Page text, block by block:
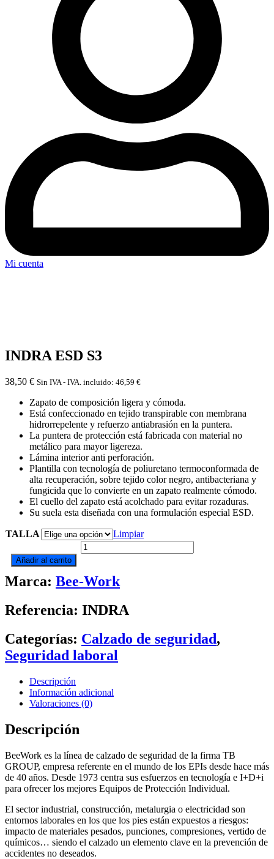
Mi cuenta
INDRA ESD S3
38,50 € Sin IVA - IVA. incluido: 46,59 €
Zapato de composición ligera y cómoda.
Está confeccionado en tejido transpirable con membrana
hidrorrepelente y refuerzo antiabrasión en la puntera.
La puntera de protección está fabricada con material no
metálico para mayor ligereza.
Lámina interior anti perforación.
Plantilla con tecnología de poliuretano termoconformada de
alta recuperación, sobre tejido color negro, antibacteriana y
fungicida que lo convierte en un zapato realmente cómodo.
El cuello del zapato está acolchado para evitar rozaduras.
Su suela esta diseñada con una formulación especial ESD.
TALLA
Limpiar
INDRA
ESD
cantidad
Añadir al carrito
Marca: Bee-Work
Referencia: INDRA
Categorías: Calzado de seguridad,
Seguridad laboral
Descripción
Información adicional
Valoraciones (0)
Descripción
BeeWork es la línea de calzado de seguridad de la firma TB
GROUP, empresa referente en el mundo de los EPIs desde hace más
de 40 años. Desde 1973 centra sus esfuerzos en tecnología e I+D+i
para ofrecer los mejores Equipos de Protección Individual.
El sector industrial, construcción, metalurgia o electricidad son
entornos laborales en los que los pies están expuestos a riesgos:
impacto de materiales pesados, punciones, compresiones, vertido de
químicos… siendo el calzado un elemento clave en la prevención de
accidentes no deseados.